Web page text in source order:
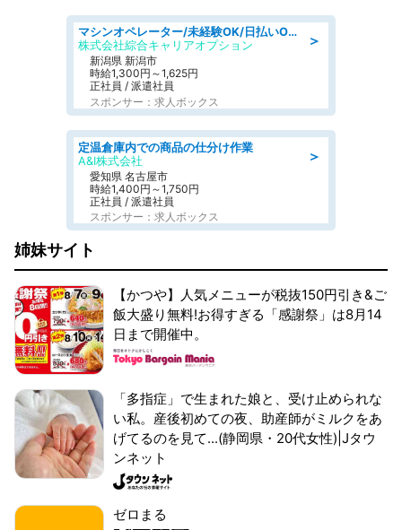
＞
マシンオペレーター/未経験OK/日払いOK/寮費無料/交替制/20・30・40代活躍中
株式会社綜合キャリアオプション
新潟県 新潟市
時給1,300円～1,625円
正社員 / 派遣社員
スポンサー：求人ボックス
＞
定温倉庫内での商品の仕分け作業
A&I株式会社
愛知県 名古屋市
時給1,400円～1,750円
正社員 / 派遣社員
スポンサー：求人ボックス
姉妹サイト
【かつや】人気メニューが税抜150円引き&ご
飯大盛り無料!お得すぎる「感謝祭」は8月14
日まで開催中。
「多指症」で生まれた娘と、受け止められな
い私。産後初めての夜、助産師がミルクをあ
げてるのを見て...(静岡県・20代女性)|Jタウ
ンネット
ゼロまる